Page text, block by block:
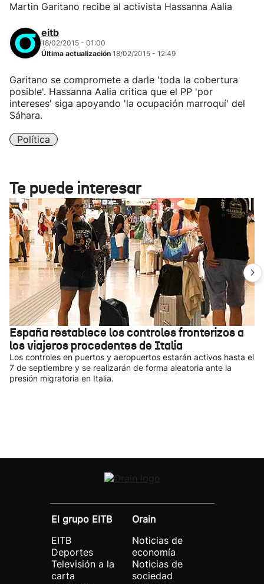
Martin Garitano recibe al activista Hassanna Aalia
eitb
18/02/2015 - 01:00
Última actualización 18/02/2015 - 12:49
Garitano se compromete a darle 'toda la cobertura
posible'. Hassanna Aalia critica que el PP 'por
intereses' siga apoyando 'la ocupación marroquí' del
Sáhara.
Política
Te puede interesar
España restablece los controles fronterizos a
los viajeros procedentes de Italia
Los controles en puertos y aeropuertos estarán activos hasta el
7 de septiembre y se realizarán de forma aleatoria ante la
presión migratoria en Italia.
El grupo EITB
EITB
Deportes
Televisión a la
carta
Orain
Noticias de
economía
Noticias de
sociedad